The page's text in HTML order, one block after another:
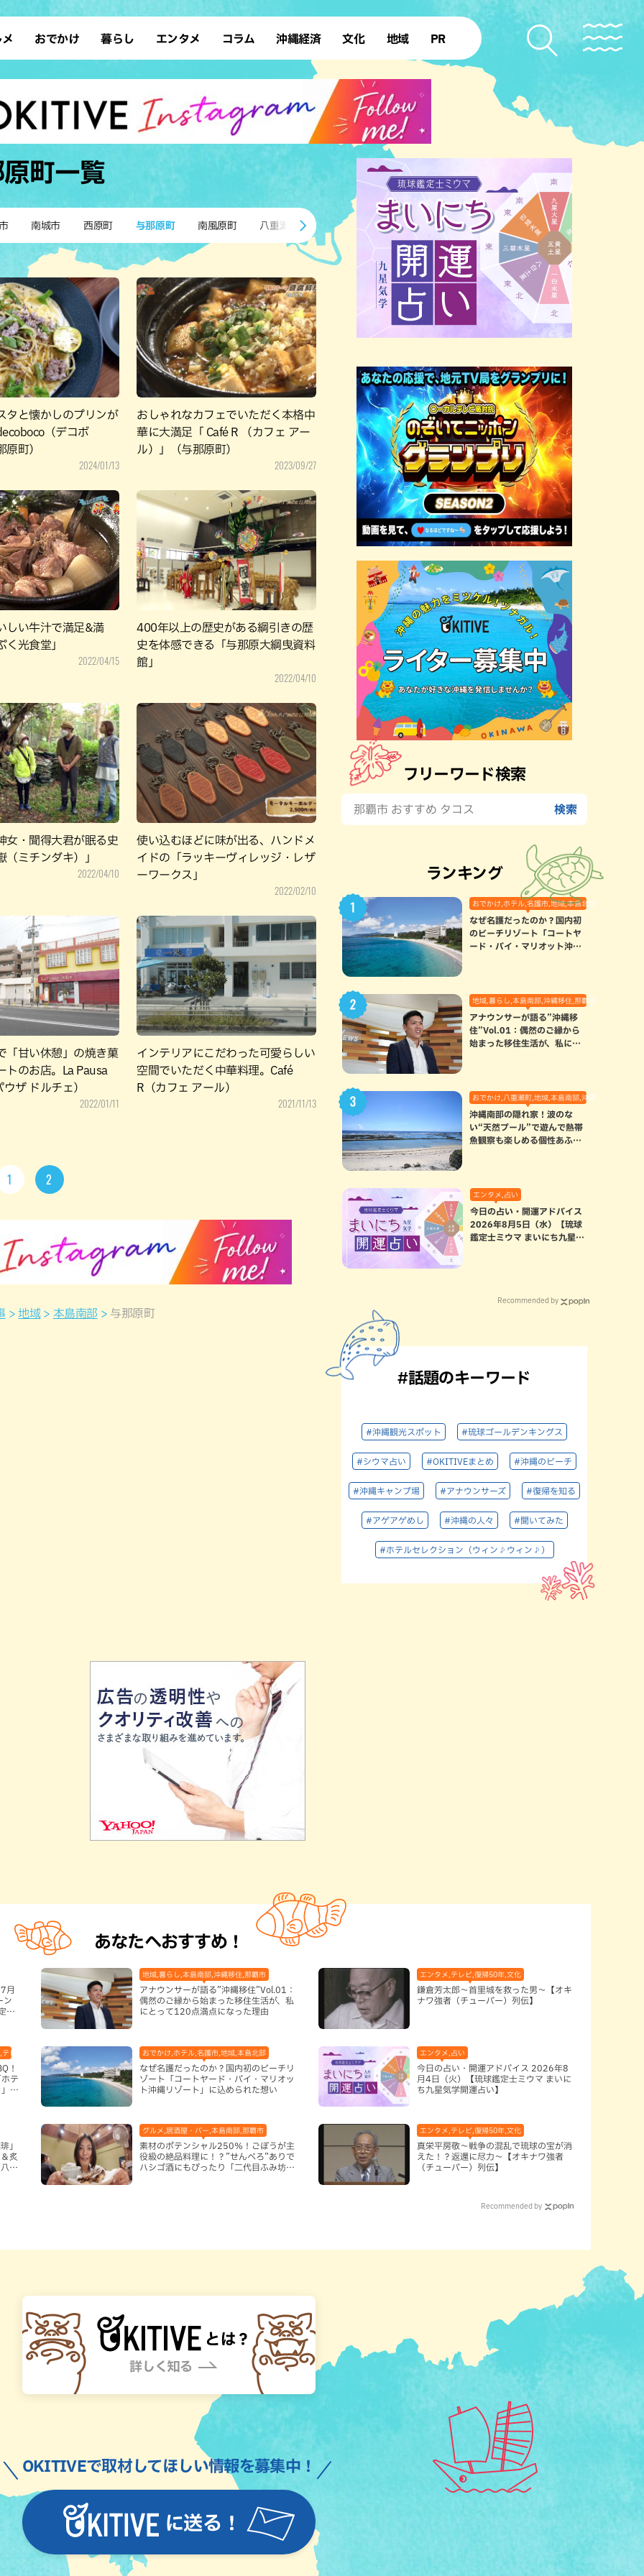
メ
ン 沖縄そば
ウト カフェ
料理 和食・日本料理
料理 アジア・エスニック
・焼肉 焼鳥・串料理
肉料理 居酒屋・バー
バイキング スイーツ
カレー
ガー タコス・タコライス
おでかけ
デート ドライブ
散歩 ソロ活
歴史
サウナ 公園
暮らし
レシピ SDGs
ファッション ローカルニュース
沖縄移住 沖縄旧暦行事
エンタメ
スポーツ 占い
タレント・芸人 テレビ
コラム 沖縄経済 文化
復帰50年
地域
本島北部
本島南部 先島諸島
北部離島
PR
町一覧
南城市 西原町 与那原町 南風原町 八重瀬町
タと懐かしのプリンが
（デコボ
原町）
2024/01/13
おしゃれなカフェでいただく本格中
華に大満足「 Café R （カフェ アー
ル）」（与那原町）
2023/09/27
しい牛汁で満足&満
く光食堂」
2022/04/15
400年以上の歴史がある綱引きの歴
史を体感できる「与那原大綱曳資料
館」
2022/04/10
女・聞得大君が眠る史
（ミチンダキ）」
2022/04/10
使い込むほどに味が出る、ハンドメ
イドの「ラッキーヴィレッジ・レザ
ーワークス」
2022/02/10
「甘い休憩」の焼き菓
トのお店。La Pausa
ザ ドルチェ）
2022/01/11
インテリアにこだわった可愛らしい
空間でいただく中華料理。Café
R（カフェ アール）
2021/11/13
1 2
地域 本島南部 与那原町
フリーワード検索
ランキング
おでかけ,ホテル,名護市,地域,本島北部
なぜ名護だったのか？国内初
のビーチリゾート「コートヤ
ード・バイ・マリオット沖縄
地域,暮らし,本島南部,沖縄移住,那覇市
アナウンサーが語る”沖縄移
住”Vol.01：偶然のご縁から
始まった移住生活が、私にと
おでかけ,八重瀬町,地域,本島南部,沖縄の海,自然
沖縄南部の隠れ家！波のな
い“天然プール”で遊んで熱帯
魚観察も楽しめる個性あふれ
エンタメ,占い
今日の占い・開運アドバイス
2026年8月5日（水）【琉球
鑑定士ミウマ まいにち九星気
Recommended by
#話題のキーワード
#沖縄観光スポット #琉球ゴールデンキングス
#シウマ占い #OKITIVEまとめ #沖縄のビーチ
#沖縄キャンプ場 #アナウンサーズ #復帰を知る
#アゲアゲめし #沖縄の人々 #聞いてみた
#ホテルセレクション（ウィン♪ウィン♪）
あなたへおすすめ！
月
ン
グ
地域,暮らし,本島南部,沖縄移住,那覇市
アナウンサーが語る”沖縄移住”Vol.01：
偶然のご縁から始まった移住生活が、私
にとって120点満点になった理由
エンタメ,テレビ,復帰50年,文化
鎌倉芳太郎～首里城を救った男～【オキ
ナワ強者（チューバー）列伝】
レビ,ホテル,地域,本島南部,那覇市
！
テ
おでかけ,ホテル,名護市,地域,本島北部
なぜ名護だったのか？国内初のビーチリ
ゾート「コートヤード・バイ・マリオッ
ト沖縄リゾート」に込められた想い
エンタメ,占い
今日の占い・開運アドバイス 2026年8
月4日（火）【琉球鑑定士ミウマ まいに
ち九星気学開運占い】
」
炙
重
グルメ,居酒屋・バー,本島南部,那覇市
素材のポテンシャル250％！ごぼうが主
役級の絶品料理に！？”せんべろ”ありで
ハシゴ酒にもぴったり「二代目ふみ坊
エンタメ,テレビ,復帰50年,文化
真栄平房敬～戦争の混乱で琉球の宝が消
えた！？返還に尽力～【オキナワ強者
（チューバー）列伝】
Recommended by
に送る！
OKITIVEで取材してほしい情報を募集中！